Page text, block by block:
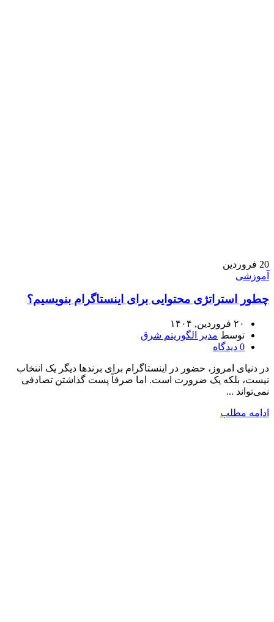
20 فروردین
آموزشی
چطور استراتژی محتوایی برای اینستاگرام بنویسیم؟
۲۰ فروردین, ۱۴۰۴
توسط مدیر الگوریتم شرق
0 دیدگاه
در دنیای امروز، حضور در اینستاگرام برای برندها دیگر یک انتخاب
نیست، بلکه یک ضرورت است. اما صرفاً پست گذاشتن تصادفی
نمی‌تواند ...
ادامه مطلب